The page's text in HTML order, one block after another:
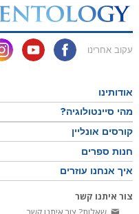
עקוב אחרינו
אודותינו
מהי סיינטולוגיה?
קורסים אונליין
חנות ספרים
איך אנחנו עוזרים
צור איתנו קשר